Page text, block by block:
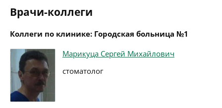
Врачи-коллеги
Коллеги по клинике: Городская больница №1
Марикуца Сергей Михайлович
стоматолог